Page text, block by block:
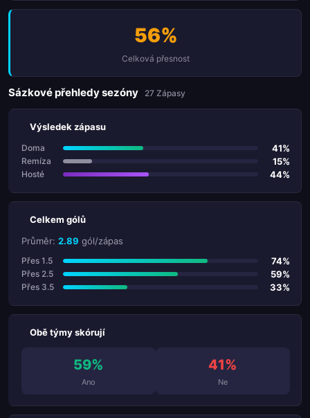
56%
Celková přesnost
Sázkové přehledy sezóny 27 Zápasy
Výsledek zápasu
Doma 41%
Remíza 15%
Hosté 44%
Celkem gólů
Průměr: 2.89 gól/zápas
Přes 1.5 74%
Přes 2.5 59%
Přes 3.5 33%
Obě týmy skórují
59%
Ano
41%
Ne